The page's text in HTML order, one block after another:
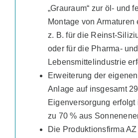
„Grauraum“ zur öl- und
Montage von
z. B. für die Reinst-
oder für die Pharma- und
Lebensmittelindustrie
Erweiterung der
Anlage auf insgesamt
Eigenversorgung erfolgt
zu 70 % aus
Die Produktionsfirma